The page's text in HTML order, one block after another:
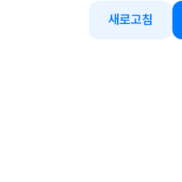
새로고침